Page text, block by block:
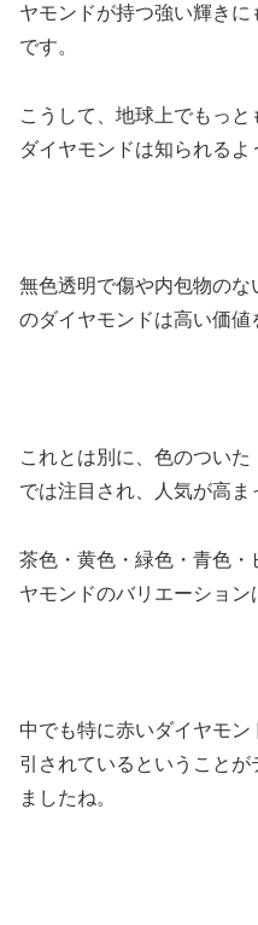
ヤモンドが持つ強い輝き
です。
こうして、地球上でもっ
ダイヤモンドは知られるよ
無色透明で傷や内包物の
のダイヤモンドは高い価値
これとは別に、色のつい
では注目され、人気が高ま
茶色・黄色・緑色・青色・
ヤモンドのバリエーション
中でも特に赤いダイヤモ
引されているということ
ましたね。